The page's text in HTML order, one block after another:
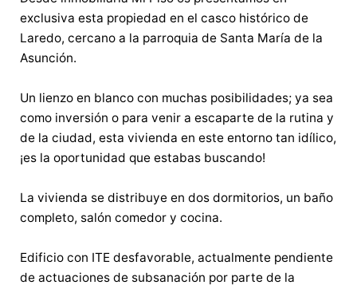
exclusiva esta propiedad en el casco histórico de
Laredo, cercano a la parroquia de Santa María de la
Asunción.
Un lienzo en blanco con muchas posibilidades; ya sea
como inversión o para venir a escaparte de la rutina y
de la ciudad, esta vivienda en este entorno tan idílico,
¡es la oportunidad que estabas buscando!
La vivienda se distribuye en dos dormitorios, un baño
completo, salón comedor y cocina.
Edificio con ITE desfavorable, actualmente pendiente
de actuaciones de subsanación por parte de la